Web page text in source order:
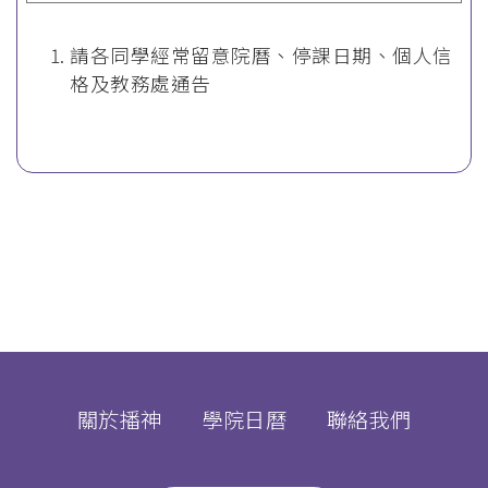
請各同學經常留意院曆、停課日期、個人信
格及教務處通告
關於播神 學院日曆 聯絡我們